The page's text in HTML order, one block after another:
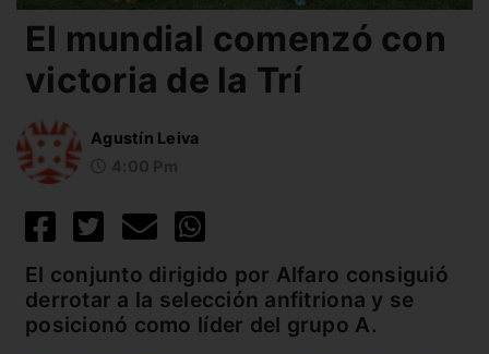
El mundial comenzó con
victoria de la Trí
Agustín Leiva
El conjunto dirigido por Alfaro consiguió
derrotar a la selección anfitriona y se
posicionó como líder del grupo A.